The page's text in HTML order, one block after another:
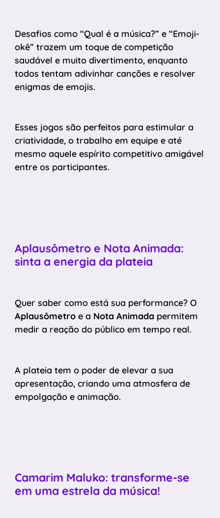
Desafios como “Qual é a música?” e “Emoji-
okê” trazem um toque de competição
saudável e muito divertimento, enquanto
todos tentam adivinhar canções e resolver
enigmas de emojis.
Esses jogos são perfeitos para estimular a
criatividade, o trabalho em equipe e até
mesmo aquele espírito competitivo amigável
entre os participantes.
Aplausômetro e Nota Animada:
sinta a energia da plateia
Quer saber como está sua performance? O
Aplausômetro e a Nota Animada permitem
medir a reação do público em tempo real.
A plateia tem o poder de elevar a sua
apresentação, criando uma atmosfera de
empolgação e animação.
Camarim Maluko: transforme-se
em uma estrela da música!